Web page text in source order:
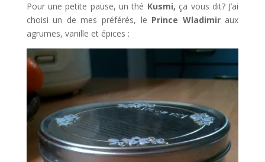
Pour une petite pause, un thé Kusmi, ça vous dit? J’ai
choisi un de mes préférés, le Prince Wladimiraux
agrumes, vanille et épices :